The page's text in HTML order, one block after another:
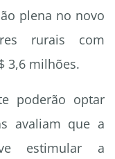
plena no novo
rurais com
3,6 milhões.
poderão optar
avaliam que a
estimular a